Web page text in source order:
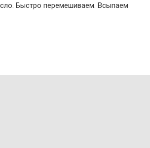
Быстро перемешиваем. Всыпаем